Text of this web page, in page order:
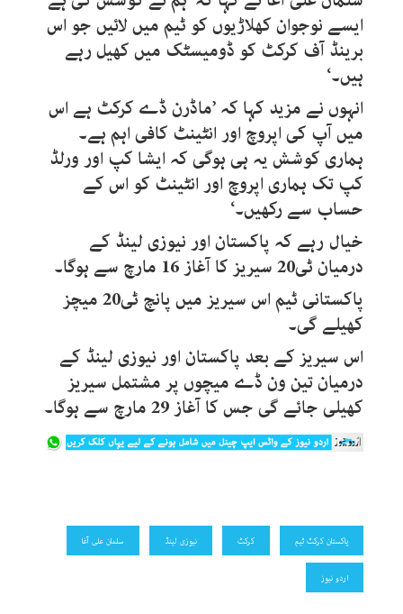
ایسے نوجوان کھلاڑیوں کو ٹیم میں لائیں جو اس
برینڈ آف کرکٹ کو ڈومیسٹک میں کھیل رہے
ہیں۔‘
انہوں نے مزید کہا کہ ’ماڈرن ڈے کرکٹ ہے اس
میں آپ کی اپروچ اور انٹینٹ کافی اہم ہے۔
ہماری کوشش یہ ہی ہوگی کہ ایشا کپ اور ورلڈ
کپ تک ہماری اپروچ اور انٹینٹ کو اس کے
حساب سے رکھیں۔‘
خیال رہے کہ پاکستان اور نیوزی لینڈ کے
درمیان ٹی20 سیریز کا آغاز 16 مارچ سے ہوگا۔
پاکستانی ٹیم اس سیریز میں پانچ ٹی20 میچز
کھیلے گی۔
اس سیریز کے بعد پاکستان اور نیوزی لینڈ کے
درمیان تین ون ڈے میچوں پر مشتمل سیریز
کھیلی جائے گی جس کا آغاز 29 مارچ سے ہوگا۔
پاکستان کرکٹ ٹیم کرکٹ نیوزی لینڈ سلمان علی آغا
اردو نیوز